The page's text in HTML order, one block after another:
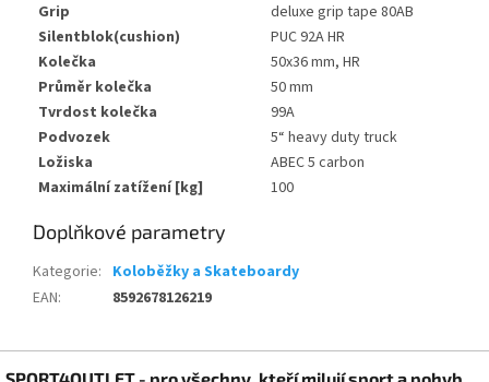
Grip
deluxe grip tape 80AB
Silentblok(cushion)
PUC 92A HR
Kolečka
50x36 mm, HR
Průměr kolečka
50 mm
Tvrdost kolečka
99A
Podvozek
5“ heavy duty truck
Ložiska
ABEC 5 carbon
Maximální zatížení [kg]
100
Doplňkové parametry
Kategorie: Koloběžky a Skateboardy
EAN: 8592678126219